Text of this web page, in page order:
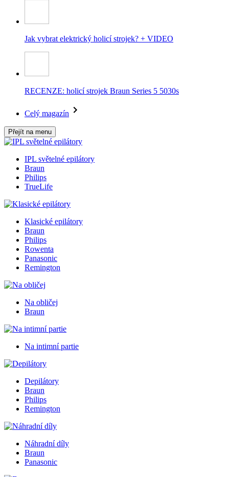
Jak vybrat elektrický holicí strojek? + VIDEO
RECENZE: holicí strojek Braun Series 5 5030s
Celý magazín
Přejít na menu
IPL světelné epilátory
Braun
Philips
TrueLife
Klasické epilátory
Braun
Philips
Rowenta
Panasonic
Remington
Na obličej
Braun
Na intimní partie
Depilátory
Braun
Philips
Remington
Náhradní díly
Braun
Panasonic